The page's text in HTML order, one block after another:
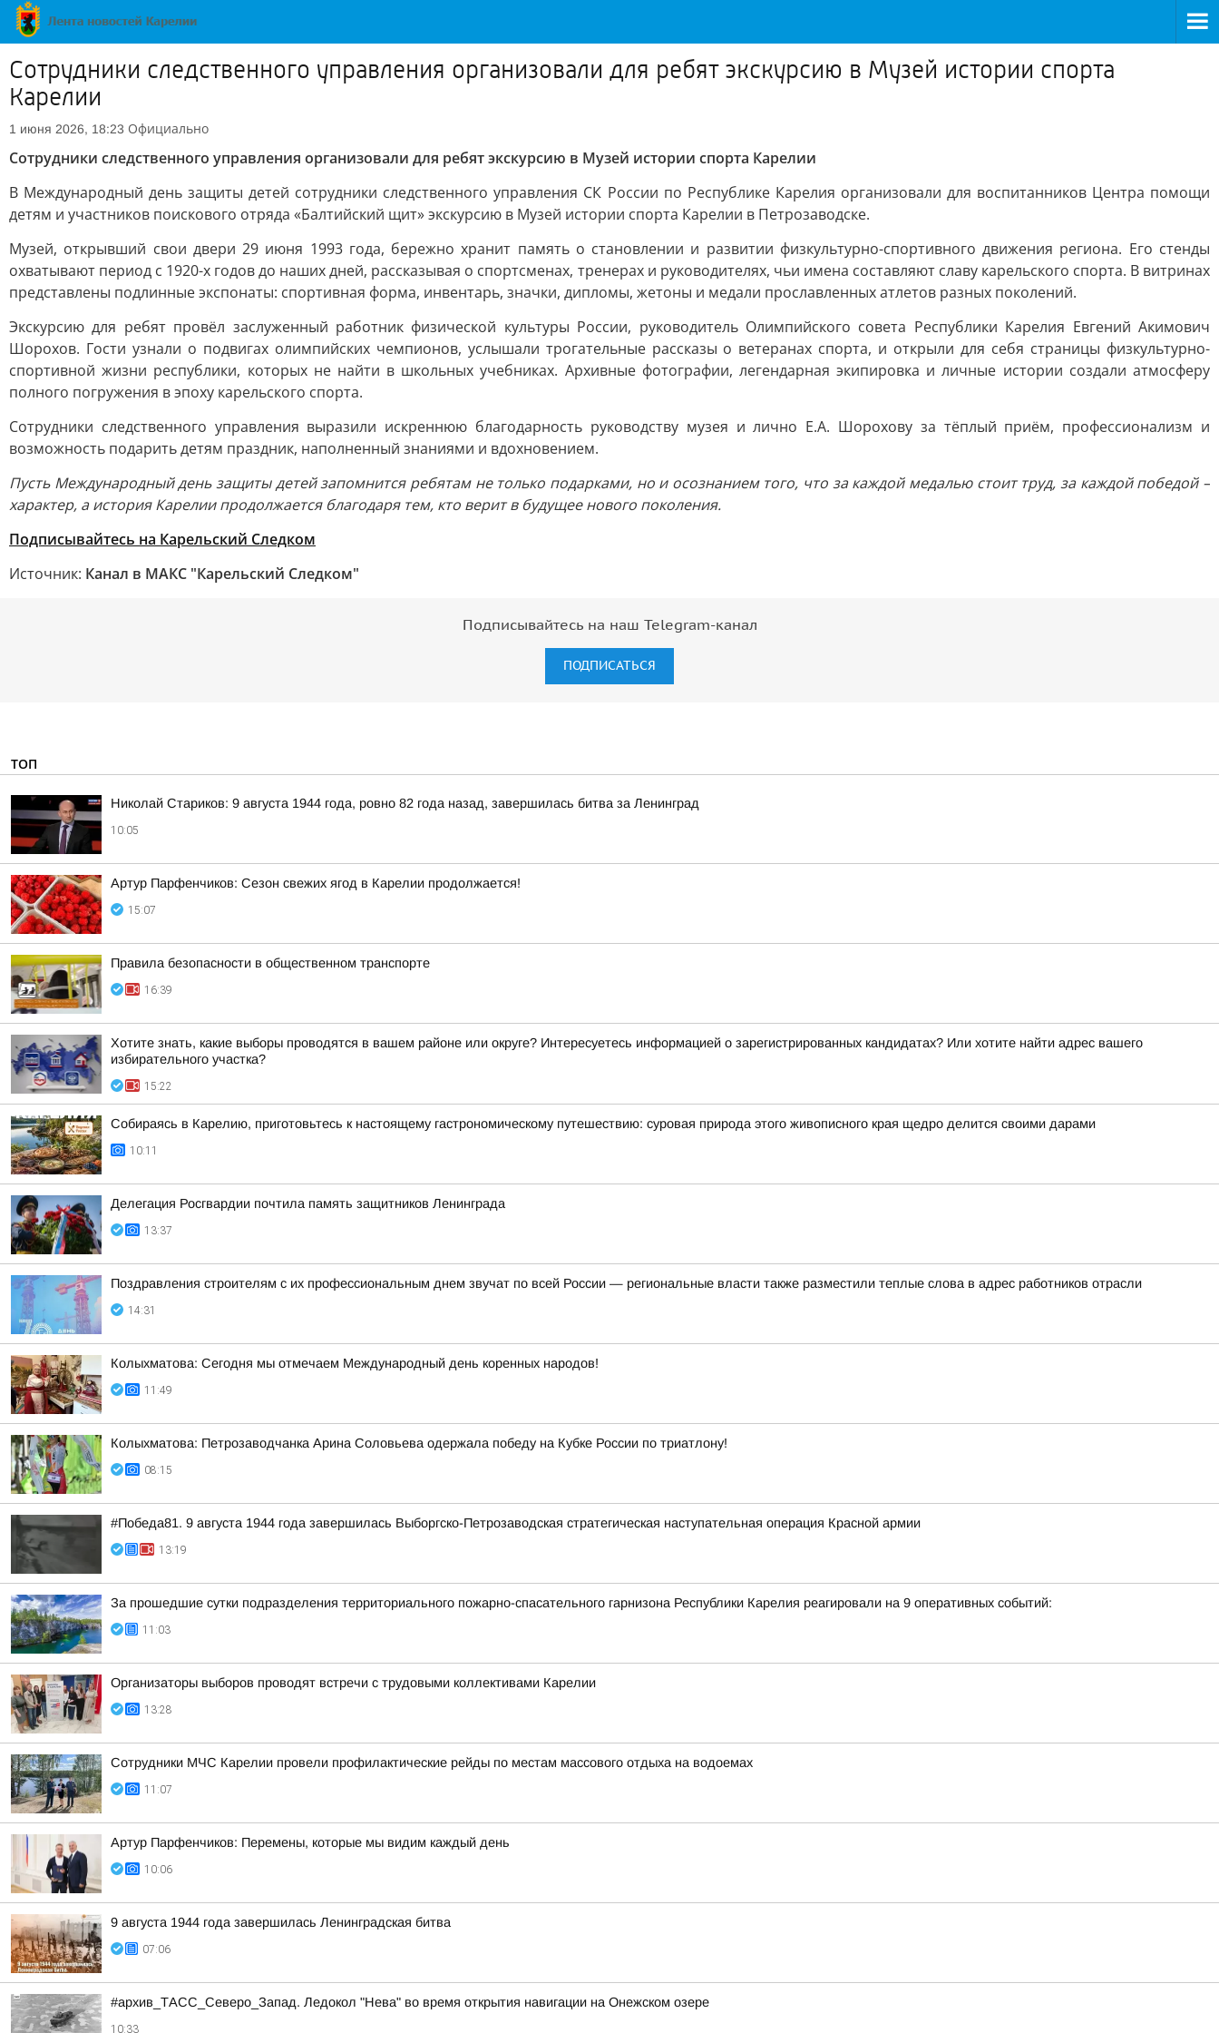
Сотрудники следственного управления организовали для ребят экскурсию в Музей истории спорта
Карелии
1 июня 2026, 18:23 Официально
Сотрудники следственного управления организовали для ребят экскурсию в Музей истории спорта Карелии
В Международный день защиты детей сотрудники следственного управления СК России по Республике Карелия организовали для воспитанников Центра помощи
детям и участников поискового отряда «Балтийский щит» экскурсию в Музей истории спорта Карелии в Петрозаводске.
Музей, открывший свои двери 29 июня 1993 года, бережно хранит память о становлении и развитии физкультурно-спортивного движения региона. Его стенды
охватывают период с 1920-х годов до наших дней, рассказывая о спортсменах, тренерах и руководителях, чьи имена составляют славу карельского спорта. В витринах
представлены подлинные экспонаты: спортивная форма, инвентарь, значки, дипломы, жетоны и медали прославленных атлетов разных поколений.
Экскурсию для ребят провёл заслуженный работник физической культуры России, руководитель Олимпийского совета Республики Карелия Евгений Акимович
Шорохов. Гости узнали о подвигах олимпийских чемпионов, услышали трогательные рассказы о ветеранах спорта, и открыли для себя страницы физкультурно-
спортивной жизни республики, которых не найти в школьных учебниках. Архивные фотографии, легендарная экипировка и личные истории создали атмосферу
полного погружения в эпоху карельского спорта.
Сотрудники следственного управления выразили искреннюю благодарность руководству музея и лично Е.А. Шорохову за тёплый приём, профессионализм и
возможность подарить детям праздник, наполненный знаниями и вдохновением.
Пусть Международный день защиты детей запомнится ребятам не только подарками, но и осознанием того, что за каждой медалью стоит труд, за каждой победой –
характер, а история Карелии продолжается благодаря тем, кто верит в будущее нового поколения.
Подписывайтесь на Карельский Следком
Источник: Канал в МАКС "Карельский Следком"
Подписывайтесь на наш Telegram-канал
ПОДПИСАТЬСЯ
ТОП
Николай Стариков: 9 августа 1944 года, ровно 82 года назад, завершилась битва за Ленинград
10:05
Артур Парфенчиков: Сезон свежих ягод в Карелии продолжается!
15:07
Правила безопасности в общественном транспорте
16:39
Хотите знать, какие выборы проводятся в вашем районе или округе? Интересуетесь информацией о зарегистрированных кандидатах? Или хотите найти адрес вашего
избирательного участка?
15:22
Собираясь в Карелию, приготовьтесь к настоящему гастрономическому путешествию: суровая природа этого живописного края щедро делится своими дарами
10:11
Делегация Росгвардии почтила память защитников Ленинграда
13:37
Поздравления строителям с их профессиональным днем звучат по всей России — региональные власти также разместили теплые слова в адрес работников отрасли
14:31
Колыхматова: Сегодня мы отмечаем Международный день коренных народов!
11:49
Колыхматова: Петрозаводчанка Арина Соловьева одержала победу на Кубке России по триатлону!
08:15
#Победа81. 9 августа 1944 года завершилась Выборгско-Петрозаводская стратегическая наступательная операция Красной армии
13:19
За прошедшие сутки подразделения территориального пожарно-спасательного гарнизона Республики Карелия реагировали на 9 оперативных событий:
11:03
Организаторы выборов проводят встречи с трудовыми коллективами Карелии
13:28
Сотрудники МЧС Карелии провели профилактические рейды по местам массового отдыха на водоемах
11:07
Артур Парфенчиков: Перемены, которые мы видим каждый день
10:06
9 августа 1944 года завершилась Ленинградская битва
07:06
#архив_ТАСС_Северо_Запад. Ледокол "Нева" во время открытия навигации на Онежском озере
10:33